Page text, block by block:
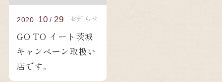
2020 10 / 29 お知らせ
GO TO イート茨城
キャンペーン取扱い
店です。